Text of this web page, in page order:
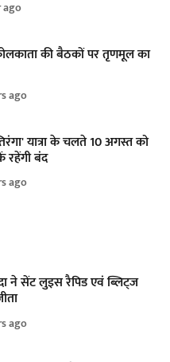
ago
की बैठकों पर तृणमूल का
ago
यात्रा के चलते 10 अगस्त को
बंद
ago
ने सेंट लुइस रैपिड एवं ब्लिट्ज
ago